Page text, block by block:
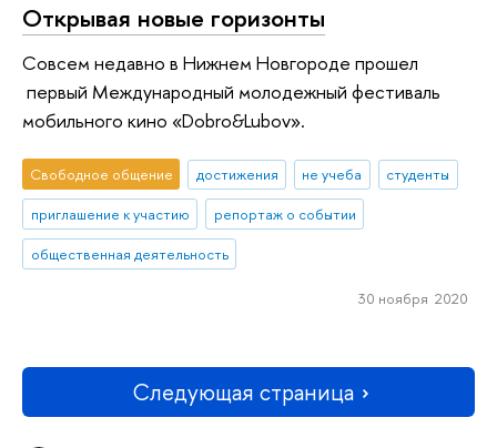
Открывая новые горизонты
Совсем недавно в Нижнем Новгороде прошел
первый Международный молодежный фестиваль
мобильного кино «Dobro&Lubov».
Свободное общение достижения не учеба
студенты
приглашение к участию
репортаж о событии
общественная деятельность
30 ноября 2020
Следующая страница